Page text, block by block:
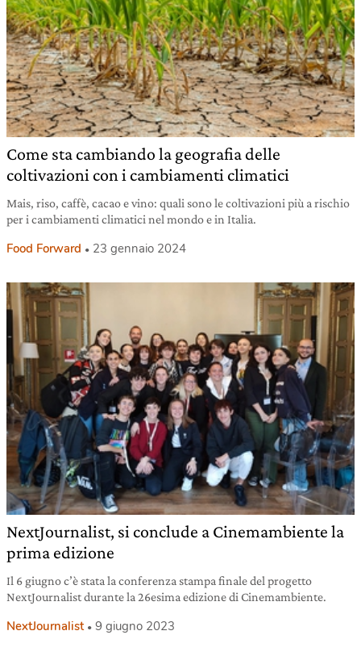
Come sta cambiando la geografia delle
coltivazioni con i cambiamenti climatici
Mais, riso, caffè, cacao e vino: quali sono le coltivazioni più a rischio
per i cambiamenti climatici nel mondo e in Italia.
Food Forward 23 gennaio 2024
NextJournalist, si conclude a Cinemambiente la
prima edizione
Il 6 giugno c’è stata la conferenza stampa finale del progetto
NextJournalist durante la 26esima edizione di Cinemambiente.
NextJournalist 9 giugno 2023